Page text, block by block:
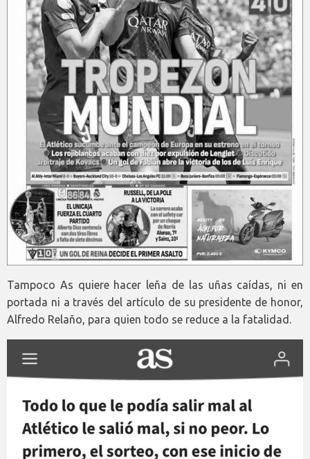
Tampoco As quiere hacer leña de las uñas caídas, ni en
portada ni a través del artículo de su presidente de honor,
Alfredo Relaño, para quien todo se reduce a la fatalidad.